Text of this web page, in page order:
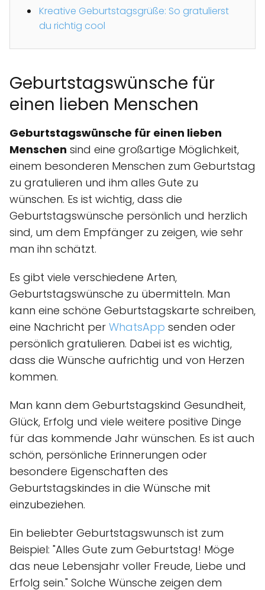
Kreative Geburtstagsgrüße: So gratulierst
du richtig cool
Geburtstagswünsche für
einen lieben Menschen
Geburtstagswünsche für einen lieben
Menschen sind eine großartige Möglichkeit,
einem besonderen Menschen zum Geburtstag
zu gratulieren und ihm alles Gute zu
wünschen. Es ist wichtig, dass die
Geburtstagswünsche persönlich und herzlich
sind, um dem Empfänger zu zeigen, wie sehr
man ihn schätzt.
Es gibt viele verschiedene Arten,
Geburtstagswünsche zu übermitteln. Man
kann eine schöne Geburtstagskarte schreiben,
eine Nachricht per WhatsApp senden oder
persönlich gratulieren. Dabei ist es wichtig,
dass die Wünsche aufrichtig und von Herzen
kommen.
Man kann dem Geburtstagskind Gesundheit,
Glück, Erfolg und viele weitere positive Dinge
für das kommende Jahr wünschen. Es ist auch
schön, persönliche Erinnerungen oder
besondere Eigenschaften des
Geburtstagskindes in die Wünsche mit
einzubeziehen.
Ein beliebter Geburtstagswunsch ist zum
Beispiel: "Alles Gute zum Geburtstag! Möge
das neue Lebensjahr voller Freude, Liebe und
Erfolg sein." Solche Wünsche zeigen dem